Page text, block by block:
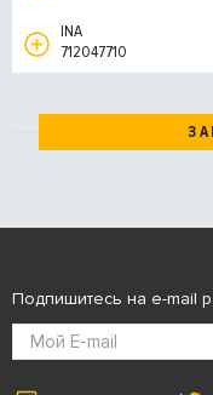
INA
712047710
Подпишитесь на e-mail